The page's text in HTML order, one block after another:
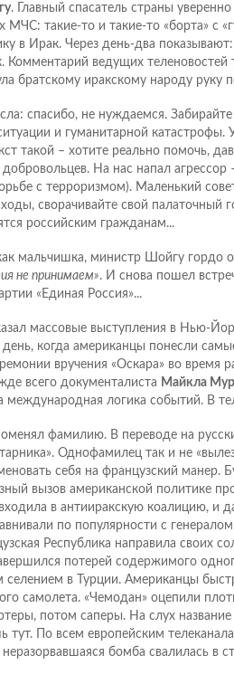
. Главный спасатель страны
такие-то и такие-то «борта» с
в Ирак. Через день-два
Комментарий ведущих теленовостей
братскому иракскому народу руку
спасибо, не нуждаемся.
и гуманитарной катастрофы.
такой – хотите реально помочь,
На нас напал
с терроризмом). Маленький
сворачивайте свой палаточный
российским гражданам...
мальчишка, министр Шойгу гордо
не принимаем». И снова пошел
«Единая Россия»...
массовые выступления в Нью-
когда американцы понесли
вручения «Оскара» во время
всего документалиста Майкла
международная логика событий. В
фамилию. В переводе на
Однофамилец так и не
себя на французский манер.
вызов американской политике
в антииракскую коалицию, и
по популярности с генералом
Республика направила своих
потерей содержимого
в Турции. Американцы
самолета. «Чемодан» оцепили
потом саперы. На слух название
тут. По всем европейским
бомба свалилась в